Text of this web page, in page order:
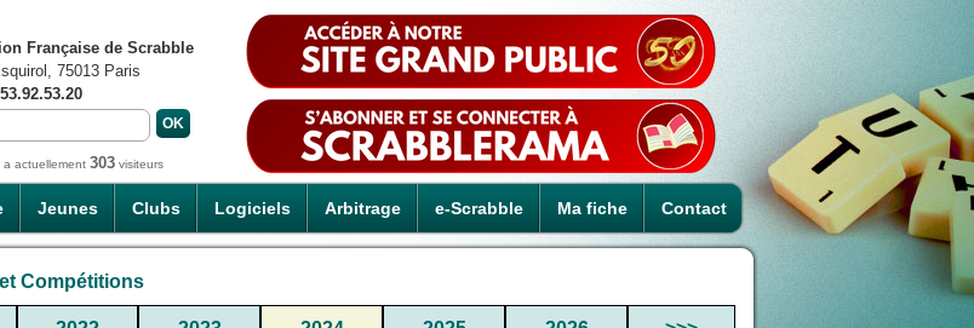
Jeunes Clubs Logiciels Arbitrage e-Scrabble Ma fiche Contact
Française de Scrabble
75013 Paris
a actuellement 303 visiteurs
Compétitions